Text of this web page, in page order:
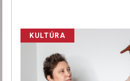
KULTÚRA